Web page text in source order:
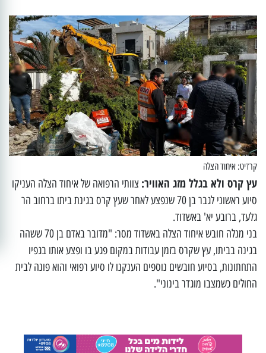
קרדיט: איחוד הצלה
עץ קרס ולא בגלל מזג האוויר: צוותי הרפואה של איחוד הצלה העניקו
סיוע ראשוני לגבר בן 70 שנפצע לאחר שעץ קרס בגינת ביתו ברחוב הר
גלעד, ברובע יא' באשדוד.
בני מנלה חובש איחוד הצלה באשדוד מסר: "מדובר באדם בן 70 ששהה
בגינה בביתו, עץ שקרס בזמן עבודות במקום פגע בו ופצע אותו בגפיו
התחתונות, בסיוע חובשים נוספים הענקנו לו סיוע רפואי והוא פונה לבית
החולים כשמצבו מוגדר בינוני".